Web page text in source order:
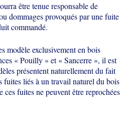
être tenue responsable de
dommages provoqués par une fuite
commandé.
modèle exclusivement en bois
« Pouilly » et « Sancerre », il est
présententnaturellement du fait
fuites liés à un travail naturel du bois
ces fuites ne peuvent être reprochées